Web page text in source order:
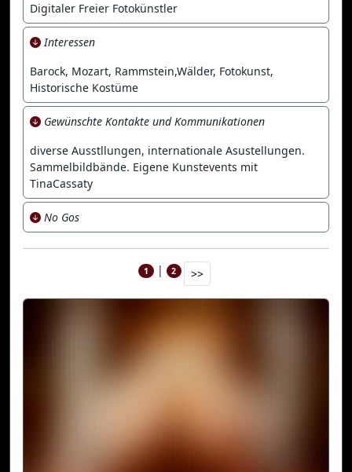
Digitaler Freier Fotokünstler
Interessen
Barock, Mozart, Rammstein,Wälder, Fotokunst,
Historische Kostüme
Gewünschte Kontakte und Kommunikationen
diverse Ausstllungen, internationale Asustellungen.
Sammelbildbände. Eigene Kunstevents mit
TinaCassaty
No Gos
1 | 2 >>